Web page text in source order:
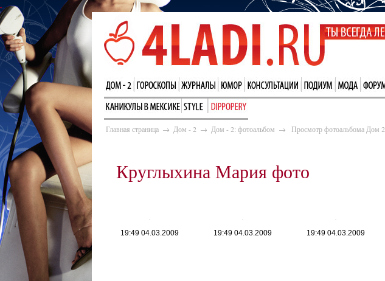
Главная страница → Дом - 2 → Дом - 2: фотоальбом → Просмотр фотоальбома Дом 2
Круглыхина Мария фото
19:49 04.03.2009 19:49 04.03.2009 19:49 04.03.2009